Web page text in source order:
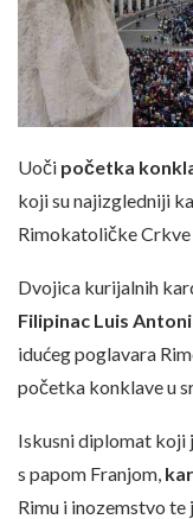
Uoči početka
koji su najizgledniji
Rimokatoličke Crkve
Dvojica kurijalnih
Filipinac Luis
idućeg poglavara
početka konklave u
Iskusni diplomat koji
s papom Franjom,
Rimu i inozemstvo te